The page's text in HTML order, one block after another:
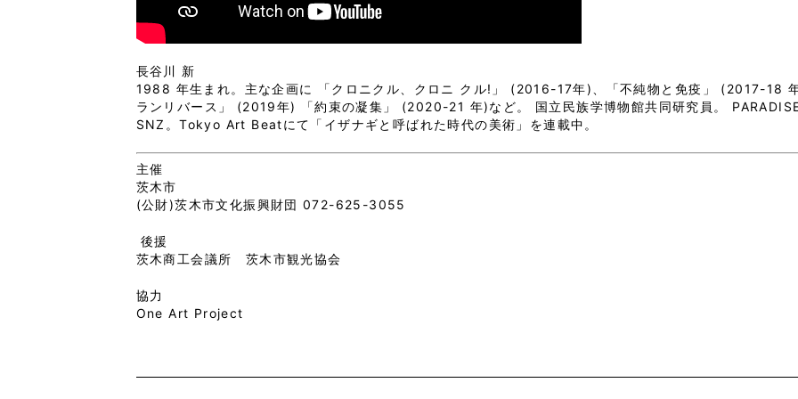
長谷川 新
1988 年生まれ。主な企画に 「クロニクル、クロニ クル!」 (2016-17年)、「不純物と免疫」 (2017-18
ランリバース」 (2019年) 「約束の凝集」 (2020-21 年)など。 国立民族学博物館共同研究員。
SNZ。Tokyo Art Beatにて「イザナギと呼ばれた時代の美術」を連載中。
主催
茨木市
(公財)茨木市文化振興財団 072-625-3055
後援
茨木商工会議所 茨木市観光協会
協力
One Art Project